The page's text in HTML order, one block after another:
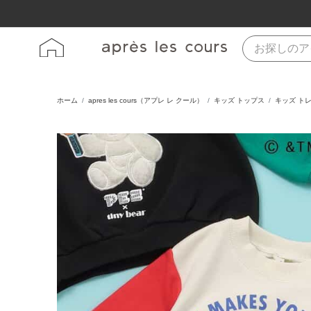
ホーム apres les cours（アプレ レ クール） キッズ トップス キッズ ト